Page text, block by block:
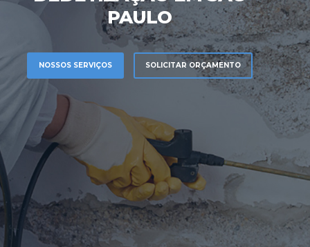
PAULO
NOSSOS SERVIÇOS SOLICITAR ORÇAMENTO